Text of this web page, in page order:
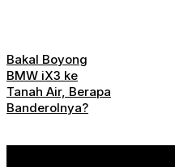
Bakal Boyong
BMW iX3 ke
Tanah Air, Berapa
Banderolnya?